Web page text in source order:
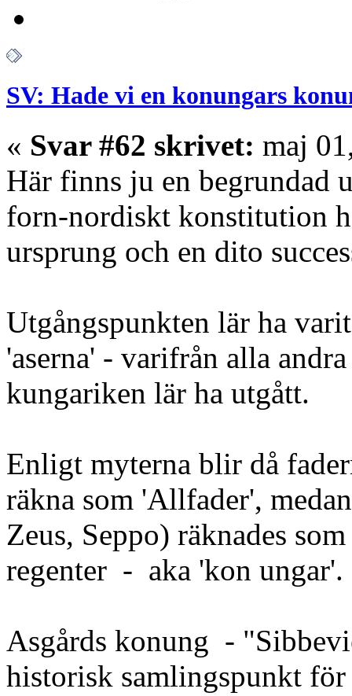
SV: Hade vi en konungars
« Svar #62 skrivet: maj
Här finns ju en begrundad
forn-nordiskt konstitution
ursprung och en dito
Utgångspunkten lär ha
'aserna' - varifrån alla
kungariken lär ha utgått.
Enligt myterna blir då
räkna som 'Allfader',
Zeus, Seppo) räknades
regenter - aka 'kon ungar'.
Asgårds konung -
historisk samlingspunkt